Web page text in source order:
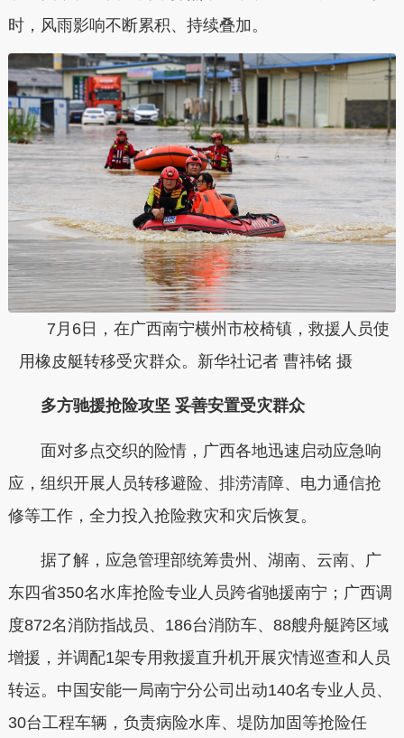
时，风雨影响不断累积、持续叠加。
7月6日，在广西南宁横州市校椅镇，救援人员使
用橡皮艇转移受灾群众。新华社记者 曹祎铭 摄
多方驰援抢险攻坚 妥善安置受灾群众
面对多点交织的险情，广西各地迅速启动应急响
应，组织开展人员转移避险、排涝清障、电力通信抢
修等工作，全力投入抢险救灾和灾后恢复。
据了解，应急管理部统筹贵州、湖南、云南、广
东四省350名水库抢险专业人员跨省驰援南宁；广西调
度872名消防指战员、186台消防车、88艘舟艇跨区域
增援，并调配1架专用救援直升机开展灾情巡查和人员
转运。中国安能一局南宁分公司出动140名专业人员、
30台工程车辆，负责病险水库、堤防加固等抢险任